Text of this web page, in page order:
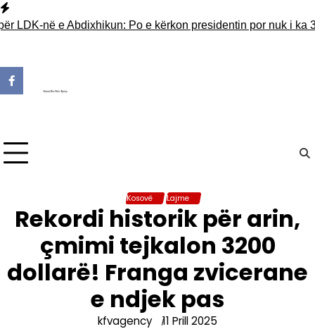
Skip
to
në e Abdixhikun: Po e kërkon presidentin por nuk i ka 30
Kosovë Lajme
Rekordi historik për arin,
çmimi tejkalon 3200
dollarë! Franga zvicerane
e ndjek pas
kfvagency 11 Prill 2025